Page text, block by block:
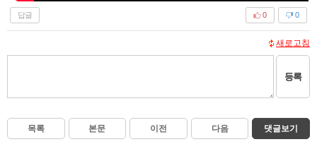
답글 0
0
새로고침
등록
목록 본문 이전 다음 댓글보기